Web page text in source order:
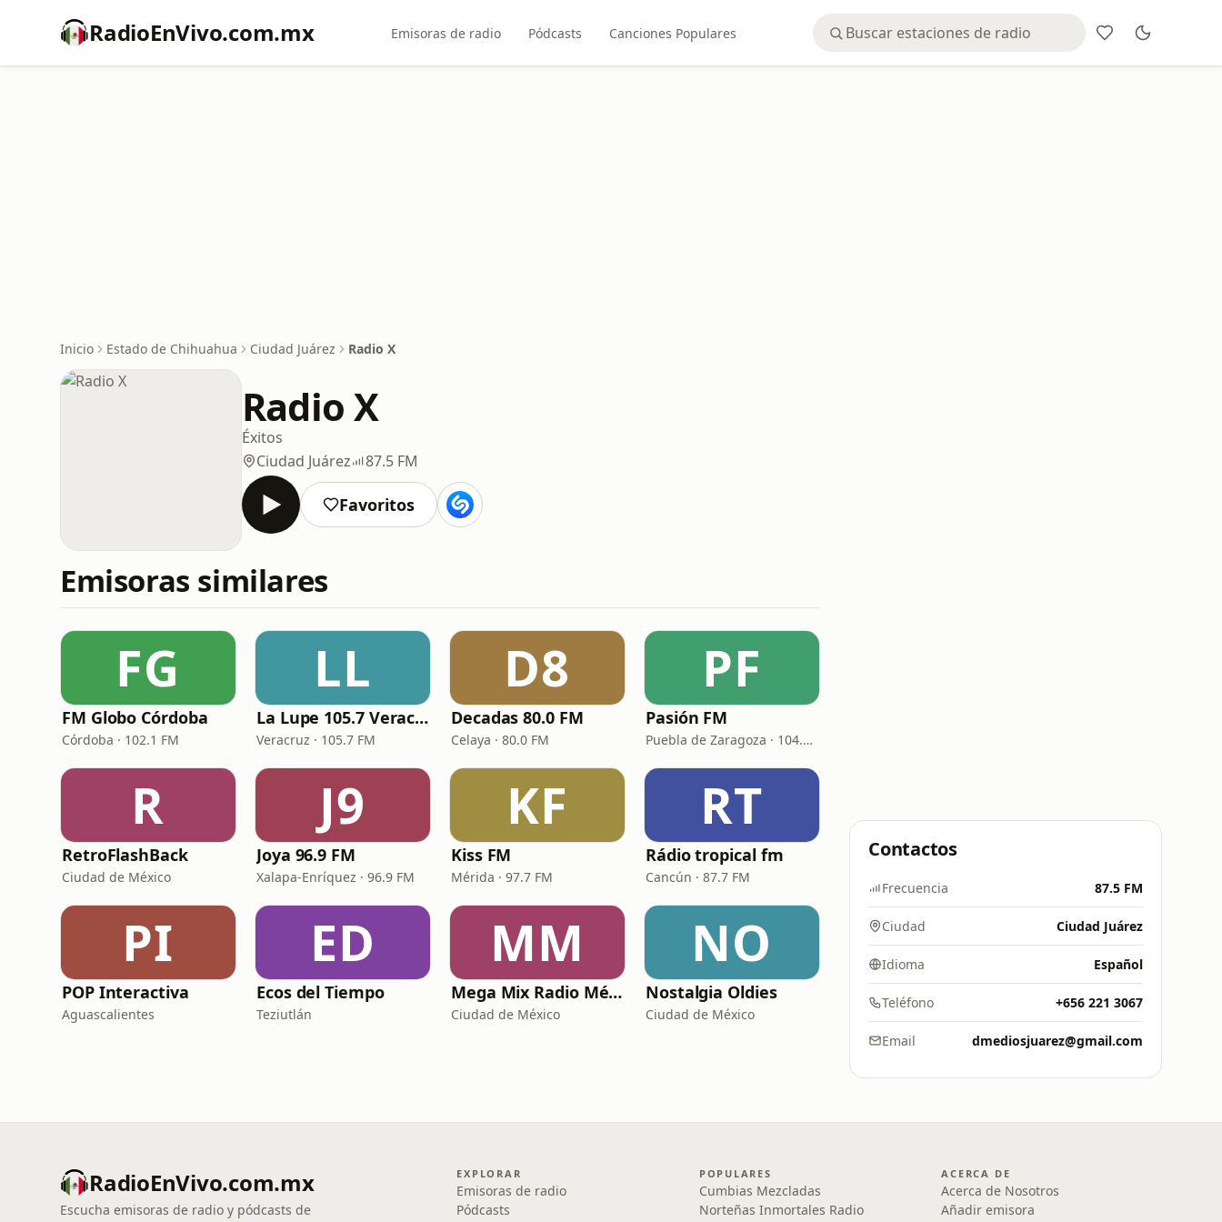
RadioEnVivo.com.mx Emisoras de radio Pódcasts Canciones Populares
Inicio Estado de Chihuahua Ciudad Juárez Radio X
Radio X
Éxitos
Ciudad Juárez
87.5 FM
Favoritos
Emisoras similares
FG
FM Globo Córdoba
Córdoba · 102.1 FM
LL
La Lupe 105.7 Veracruz
Veracruz · 105.7 FM
D8
Decadas 80.0 FM
Celaya · 80.0 FM
PF
Pasión FM
Puebla de Zaragoza · 104.3 FM
R
RetroFlashBack
Ciudad de México
J9
Joya 96.9 FM
Xalapa-Enríquez · 96.9 FM
KF
Kiss FM
Mérida · 97.7 FM
RT
Rádio tropical fm
Cancún · 87.7 FM
PI
POP Interactiva
Aguascalientes
ED
Ecos del Tiempo
Teziutlán
MM
Mega Mix Radio México
Ciudad de México
NO
Nostalgia Oldies
Ciudad de México
Contactos
Frecuencia 87.5 FM
Ciudad Ciudad Juárez
Idioma Español
Teléfono +656 221 3067
Email dmediosjuarez@gmail.com
RadioEnVivo.com.mx
Escucha emisoras de radio y pódcasts de
EXPLORAR
Emisoras de radio
Pódcasts
POPULARES
Cumbias Mezcladas
Norteñas Inmortales Radio
ACERCA DE
Acerca de Nosotros
Añadir emisora